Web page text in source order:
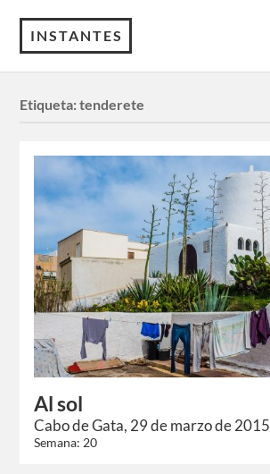
INSTANTES
Etiqueta:tenderete
Al sol
Cabo de Gata, 29 de marzo de 2015
Semana: 20